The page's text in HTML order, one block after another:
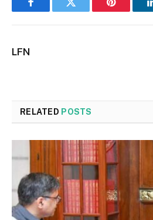
FacebookTwitter Pinterest
LFN
RELATED POSTS